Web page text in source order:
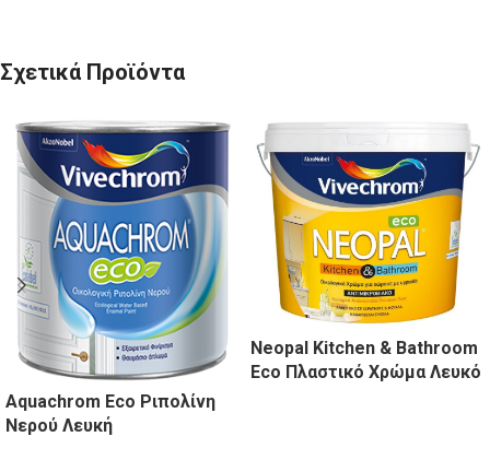
Σχετικά Προϊόντα
Aquachrom Eco Ριπολίνη
Νερού Λευκή
Neopal Kitchen & Bathroom
Eco Πλαστικό Χρώμα Λευκό